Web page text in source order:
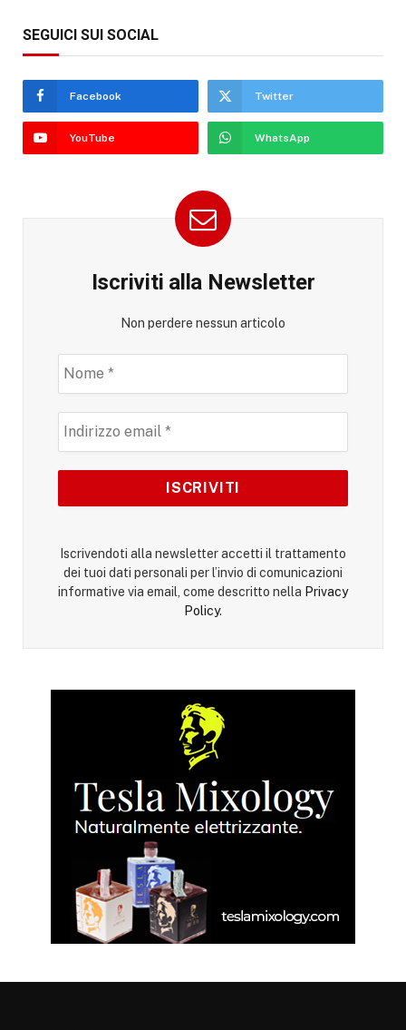
SEGUICI SUI SOCIAL
Facebook Twitter
YouTube WhatsApp
Iscriviti alla Newsletter
Non perdere nessun articolo
Iscrivendoti alla newsletter accetti il trattamento
dei tuoi dati personali per l’invio di comunicazioni
informative via email, come descritto nella Privacy
Policy.